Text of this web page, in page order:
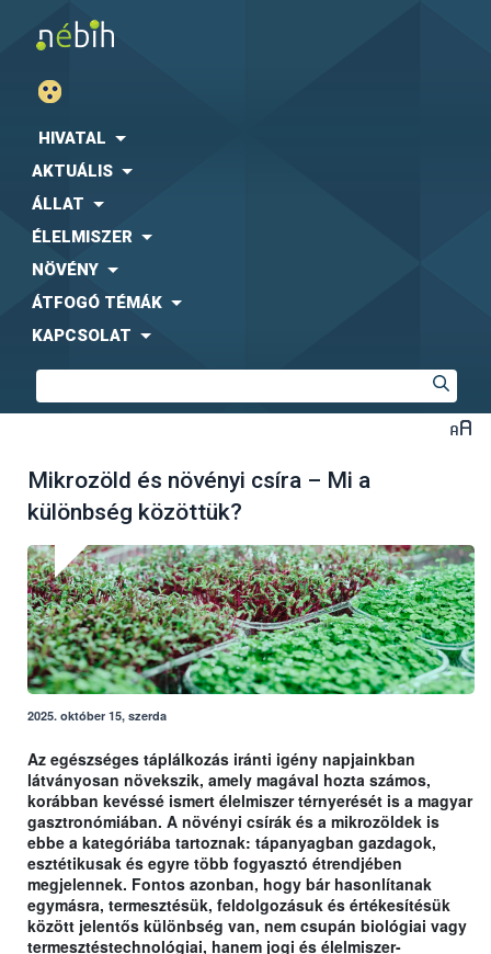
HIVATAL
AKTUÁLIS
ÁLLAT
ÉLELMISZER
NÖVÉNY
ÁTFOGÓ TÉMÁK
KAPCSOLAT
Mikrozöld és növényi csíra – Mi a
különbség közöttük?
2025. október 15, szerda
Az egészséges táplálkozás iránti igény napjainkban
látványosan növekszik, amely magával hozta számos,
korábban kevéssé ismert élelmiszer térnyerését is a magyar
gasztronómiában. A növényi csírák és a mikrozöldek is
ebbe a kategóriába tartoznak: tápanyagban gazdagok,
esztétikusak és egyre több fogyasztó étrendjében
megjelennek. Fontos azonban, hogy bár hasonlítanak
egymásra, termesztésük, feldolgozásuk és értékesítésük
között jelentős különbség van, nem csupán biológiai vagy
termesztéstechnológiai, hanem jogi és élelmiszer-